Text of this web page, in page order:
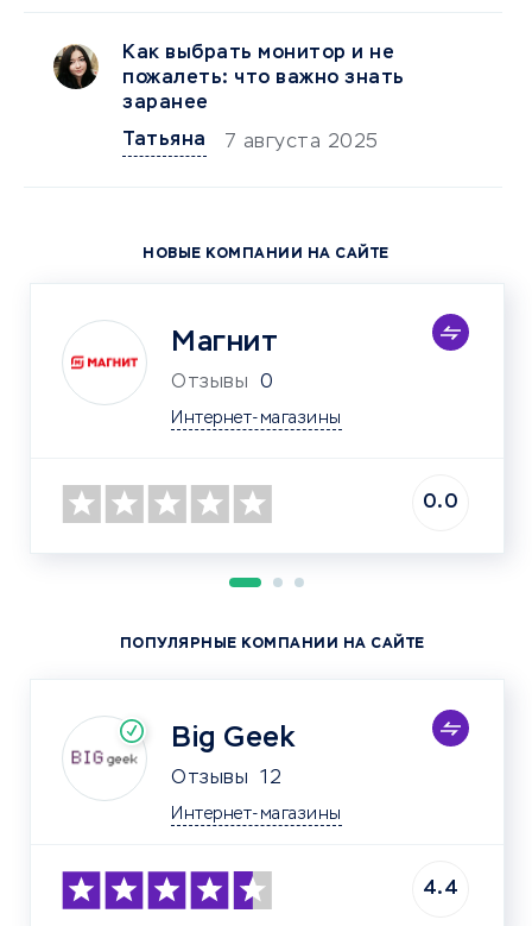
Как выбрать монитор и не
пожалеть: что важно знать
заранее
Татьяна
7 августа 2025
НОВЫЕ КОМПАНИИ НА САЙТЕ
Магнит
Отзывы 0
Интернет-магазины
0.0
ПОПУЛЯРНЫЕ КОМПАНИИ НА САЙТЕ
Big Geek
Отзывы 12
Интернет-магазины
4.4